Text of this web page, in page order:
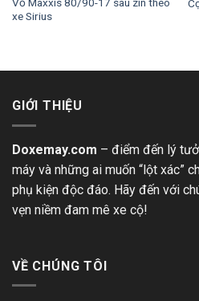
Vỏ Maxxis 80/90-17 sau zin theo
xe Sirius
GIỚI THIỆU
Doxemay.com – điểm đến lý
máy và những ai muốn “lột xác”
phụ kiện độc đáo. Hãy đến với
vẹn niềm đam mê xe cộ!
VỀ CHÚNG TÔI